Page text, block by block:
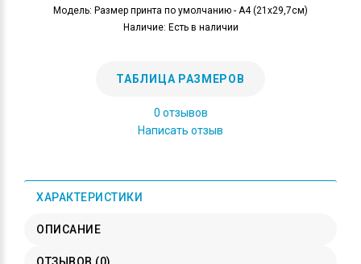
Модель: Размер принта по умолчанию - А4 (21x29,7см)
Наличие: Есть в наличии
ТАБЛИЦА РАЗМЕРОВ
0 отзывов
Написать отзыв
ХАРАКТЕРИСТИКИ
ОПИСАНИЕ
ОТЗЫВОВ (0)